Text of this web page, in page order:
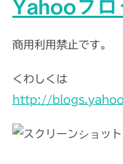
Yahooブロ
商用利用禁止です。
くわしくは
http://